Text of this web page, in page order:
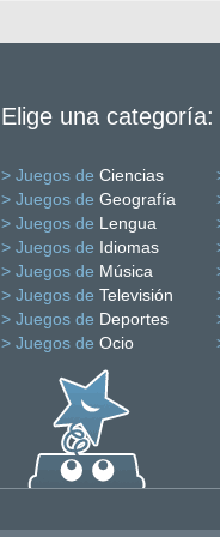
Elige una categoría:
> Juegos de Ciencias
> Juegos de Geografía
> Juegos de Lengua
> Juegos de Idiomas
> Juegos de Música
> Juegos de Televisión
> Juegos de Deportes
> Juegos de Ocio